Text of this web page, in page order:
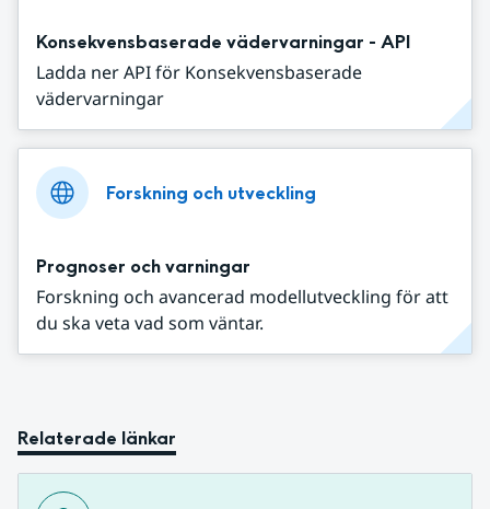
Konsekvensbaserade vädervarningar - API
Ladda ner API för Konsekvensbaserade
vädervarningar
Forskning och utveckling
Prognoser och varningar
Forskning och avancerad modellutveckling för att
du ska veta vad som väntar.
Relaterade länkar